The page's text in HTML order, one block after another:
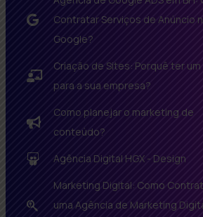
Contratar Serviços de Anúncio
Google?
Criação de Sites: Porquê ter
para a sua empresa?
Como planejar o marketing de
conteúdo?
Agência Digital HGX - Design
Marketing Digital: Como
uma Agência de Marketing